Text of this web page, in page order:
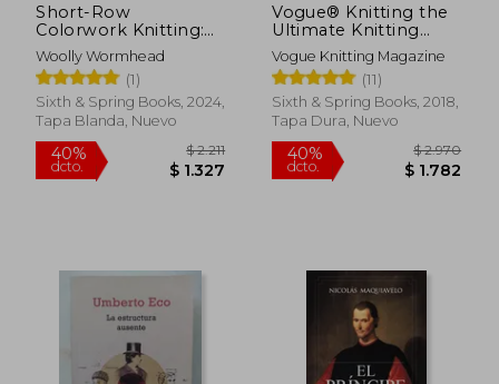
Short-Row
Colorwork Knitting:
The Definitive Step-
By-Step Guide (en
Inglés)
Woolly Wormhead
(1)
Sixth & Spring Books, 2024,
Tapa Blanda, Nuevo
dcto.
Vogue® Knitting the
Ultimate Knitting
Book: Completely
Revised & Updated
(en Inglés)
Vogue Knitting Magazine
(11)
Sixth & Spring Books, 2018,
Tapa Dura, Nuevo
40%
dcto.